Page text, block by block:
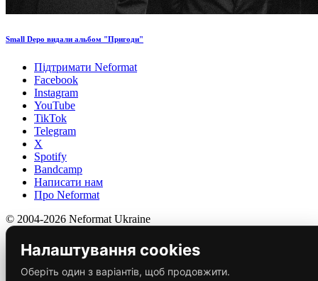
Small Depo видали альбом "Пригоди"
Підтримати Neformat
Facebook
Instagram
YouTube
TikTok
Telegram
X
Spotify
Bandcamp
Написати нам
Про Neformat
© 2004-2026 Neformat Ukraine
Налаштування cookies
Оберіть один з варіантів, щоб продовжити.